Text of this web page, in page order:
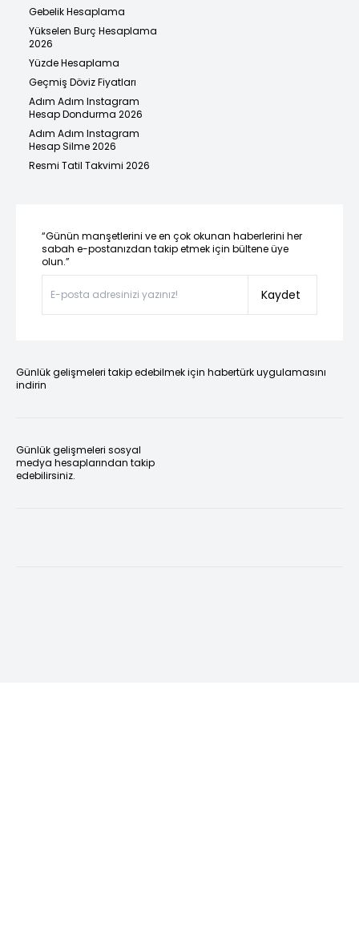
Gebelik Hesaplama
Yükselen Burç Hesaplama
2026
Yüzde Hesaplama
Geçmiş Döviz Fiyatları
Adım Adım Instagram
Hesap Dondurma 2026
Adım Adım Instagram
Hesap Silme 2026
Resmi Tatil Takvimi 2026
“Günün manşetlerini ve en çok okunan haberlerini her
sabah e-postanızdan takip etmek için bültene üye
olun.”
Kaydet
Günlük gelişmeleri takip edebilmek için habertürk uygulamasını
indirin
Günlük gelişmeleri sosyal
medya hesaplarından takip
edebilirsiniz.